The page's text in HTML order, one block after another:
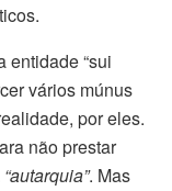
entidade “sui
vários múnus
por eles.
não prestar
“autarquia”. Mas